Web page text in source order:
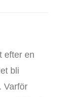
efter en
bli
Varför